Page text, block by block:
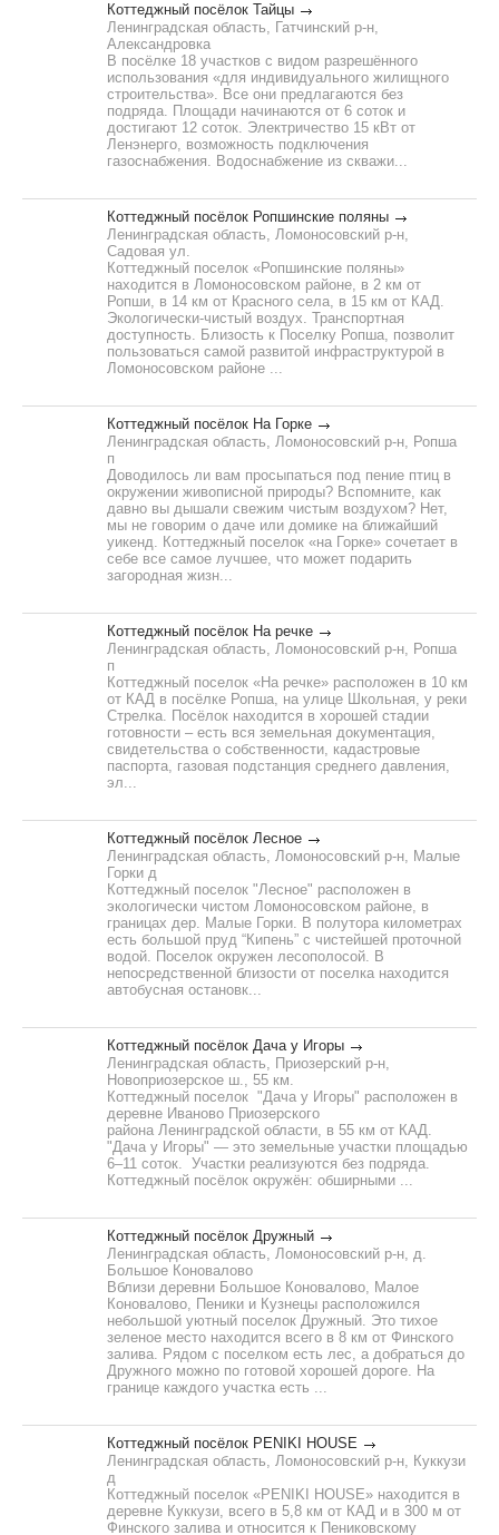
Коттеджный посёлок Тайцы
Ленинградская область, Гатчинский р-н,
Александровка
В посёлке 18 участков с видом разрешённого
использования «для индивидуального жилищного
строительства». Все они предлагаются без
подряда. Площади начинаются от 6 соток и
достигают 12 соток. Электричество 15 кВт от
Ленэнерго, возможность подключения
газоснабжения. Водоснабжение из скважи...
Коттеджный посёлок Ропшинские поляны
Ленинградская область, Ломоносовский р-н,
Садовая ул.
Коттеджный поселок «Ропшинские поляны»
находится в Ломоносовском районе, в 2 км от
Ропши, в 14 км от Красного села, в 15 км от КАД.
Экологически-чистый воздух. Транспортная
доступность. Близость к Поселку Ропша, позволит
пользоваться самой развитой инфраструктурой в
Ломоносовском районе ...
Коттеджный посёлок На Горке
Ленинградская область, Ломоносовский р-н, Ропша
п
Доводилось ли вам просыпаться под пение птиц в
окружении живописной природы? Вспомните, как
давно вы дышали свежим чистым воздухом? Нет,
мы не говорим о даче или домике на ближайший
уикенд. Коттеджный поселок «на Горке» сочетает в
себе все самое лучшее, что может подарить
загородная жизн...
Коттеджный посёлок На речке
Ленинградская область, Ломоносовский р-н, Ропша
п
Коттеджный поселок «На речке» расположен в 10 км
от КАД в посёлке Ропша, на улице Школьная, у реки
Стрелка. Посёлок находится в хорошей стадии
готовности – есть вся земельная документация,
свидетельства о собственности, кадастровые
паспорта, газовая подстанция среднего давления,
эл...
Коттеджный посёлок Лесное
Ленинградская область, Ломоносовский р-н, Малые
Горки д
Коттеджный поселок "Лесное" расположен в
экологически чистом Ломоносовском районе, в
границах дер. Малые Горки. В полутора километрах
есть большой пруд “Кипень” с чистейшей проточной
водой. Поселок окружен лесополосой. В
непосредственной близости от поселка находится
автобусная остановк...
Коттеджный посёлок Дача у Игоры
Ленинградская область, Приозерский р-н,
Новоприозерское ш., 55 км.
Коттеджный поселок "Дача у Игоры" расположен в
деревне Иваново Приозерского
района Ленинградской области, в 55 км от КАД.
"Дача у Игоры" — это земельные участки площадью
6–11 соток. Участки реализуются без подряда.
Коттеджный посёлок окружён: обширными ...
Коттеджный посёлок Дружный
Ленинградская область, Ломоносовский р-н, д.
Большое Коновалово
Вблизи деревни Большое Коновалово, Малое
Коновалово, Пеники и Кузнецы расположился
небольшой уютный поселок Дружный. Это тихое
зеленое место находится всего в 8 км от Финского
залива. Рядом с поселком есть лес, а добраться до
Дружного можно по готовой хорошей дороге. На
границе каждого участка есть ...
Коттеджный посёлок PENIKI HOUSE
Ленинградская область, Ломоносовский р-н, Куккузи
д
Коттеджный поселок «PENIKI HOUSE» находится в
деревне Куккузи, всего в 5,8 км от КАД и в 300 м от
Финского залива и относится к Пениковскому